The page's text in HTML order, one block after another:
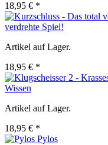
18,95 € *
verdrehte Spiel!
Artikel auf Lager.
18,95 € *
Wissen
Artikel auf Lager.
18,95 € *
Pylos